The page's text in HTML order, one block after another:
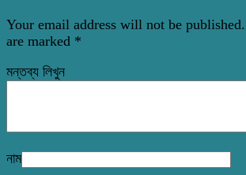
Your email address will not be published.
are marked *
মন্তব্য লিখুন
নাম